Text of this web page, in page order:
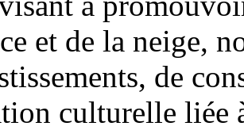
et de la neige,
de
culturelle liée